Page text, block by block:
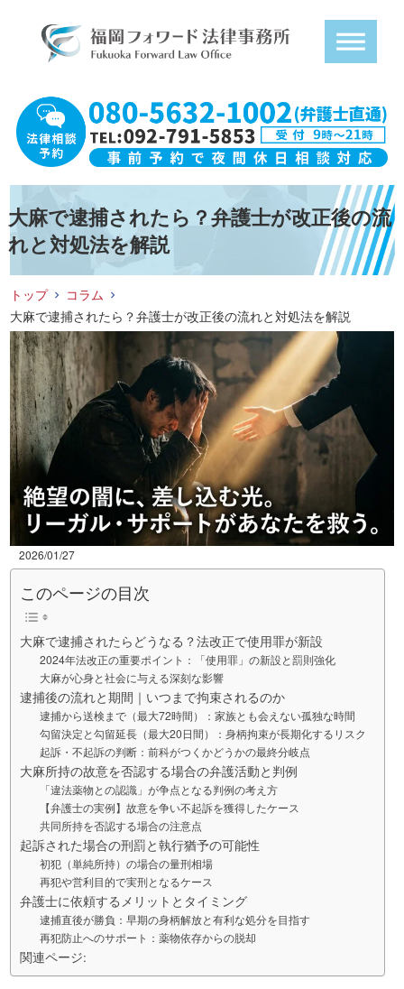
大麻で逮捕されたら？弁護士が改正後の流
れと対処法を解説
トップ
コラム
大麻で逮捕されたら？弁護士が改正後の流れと対処法を解説
2026/01/27
このページの目次
大麻で逮捕されたらどうなる？法改正で使用罪が新設
2024年法改正の重要ポイント：「使用罪」の新設と罰則強化
大麻が心身と社会に与える深刻な影響
逮捕後の流れと期間｜いつまで拘束されるのか
逮捕から送検まで（最大72時間）：家族とも会えない孤独な時間
勾留決定と勾留延長（最大20日間）：身柄拘束が長期化するリスク
起訴・不起訴の判断：前科がつくかどうかの最終分岐点
大麻所持の故意を否認する場合の弁護活動と判例
「違法薬物との認識」が争点となる判例の考え方
【弁護士の実例】故意を争い不起訴を獲得したケース
共同所持を否認する場合の注意点
起訴された場合の刑罰と執行猶予の可能性
初犯（単純所持）の場合の量刑相場
再犯や営利目的で実刑となるケース
弁護士に依頼するメリットとタイミング
逮捕直後が勝負：早期の身柄解放と有利な処分を目指す
再犯防止へのサポート：薬物依存からの脱却
関連ページ: